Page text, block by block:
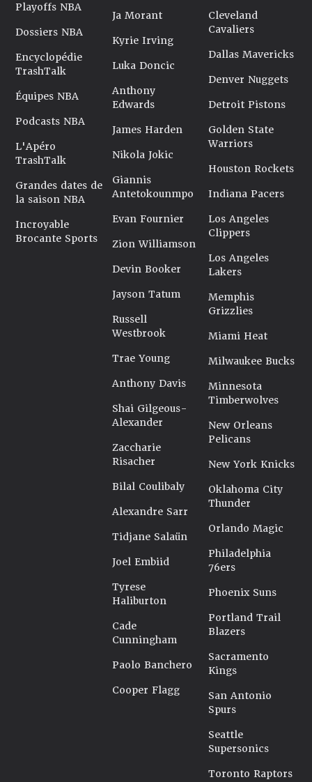
Playoffs NBA
Dossiers NBA
Encyclopédie
TrashTalk
Équipes NBA
Podcasts NBA
L'Apéro
TrashTalk
Grandes dates de
la saison NBA
Incroyable
Brocante Sports
Ja Morant
Kyrie Irving
Luka Doncic
Anthony
Edwards
James Harden
Nikola Jokic
Giannis
Antetokounmpo
Evan Fournier
Zion Williamson
Devin Booker
Jayson Tatum
Russell
Westbrook
Trae Young
Anthony Davis
Shai Gilgeous-
Alexander
Zaccharie
Risacher
Bilal Coulibaly
Alexandre Sarr
Tidjane Salaün
Joel Embiid
Tyrese
Haliburton
Cade
Cunningham
Paolo Banchero
Cooper Flagg
Cleveland
Cavaliers
Dallas Mavericks
Denver Nuggets
Detroit Pistons
Golden State
Warriors
Houston Rockets
Indiana Pacers
Los Angeles
Clippers
Los Angeles
Lakers
Memphis
Grizzlies
Miami Heat
Milwaukee Bucks
Minnesota
Timberwolves
New Orleans
Pelicans
New York Knicks
Oklahoma City
Thunder
Orlando Magic
Philadelphia
76ers
Phoenix Suns
Portland Trail
Blazers
Sacramento
Kings
San Antonio
Spurs
Seattle
Supersonics
Toronto Raptors